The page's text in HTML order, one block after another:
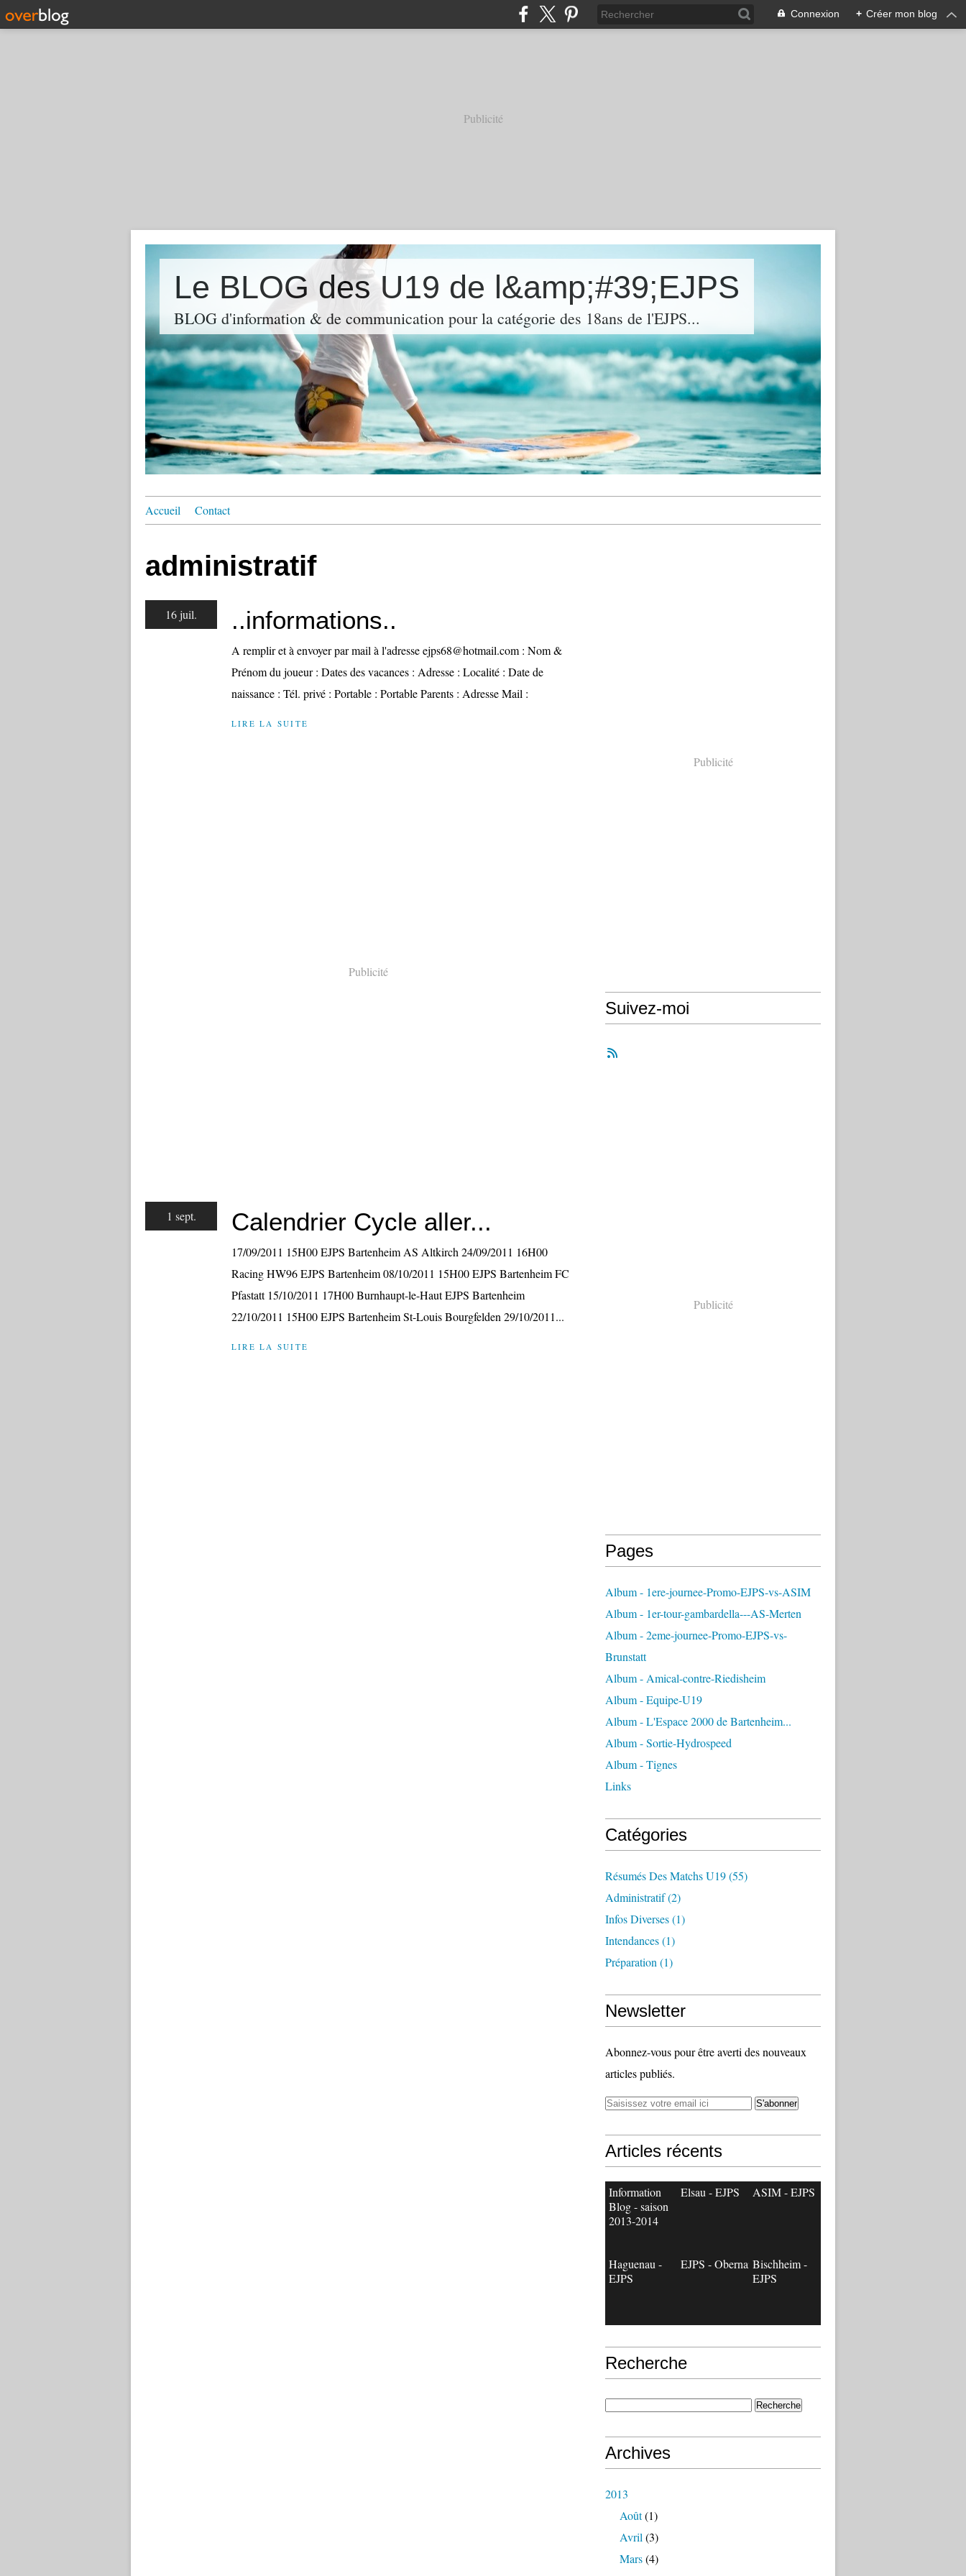
Connexion + Créer mon blog
Publicité
Le BLOG des U19 de l&amp;#39;EJPS
BLOG d'information & de communication pour la catégorie des 18ans de l'EJPS...
Accueil Contact
administratif
16 juil. ..informations..
A remplir et à envoyer par mail à l'adresse ejps68@hotmail.com : Nom &
Prénom du joueur : Dates des vacances : Adresse : Localité : Date de
naissance : Tél. privé : Portable : Portable Parents : Adresse Mail :
LIRE LA SUITE
Publicité
1 sept. Calendrier Cycle aller...
17/09/2011 15H00 EJPS Bartenheim AS Altkirch 24/09/2011 16H00
Racing HW96 EJPS Bartenheim 08/10/2011 15H00 EJPS Bartenheim FC
Pfastatt 15/10/2011 17H00 Burnhaupt-le-Haut EJPS Bartenheim
22/10/2011 15H00 EJPS Bartenheim St-Louis Bourgfelden 29/10/2011...
LIRE LA SUITE
Publicité
Suivez-moi
Publicité
Pages
Album - 1ere-journee-Promo-EJPS-vs-ASIM
Album - 1er-tour-gambardella---AS-Merten
Album - 2eme-journee-Promo-EJPS-vs-
Brunstatt
Album - Amical-contre-Riedisheim
Album - Equipe-U19
Album - L'Espace 2000 de Bartenheim...
Album - Sortie-Hydrospeed
Album - Tignes
Links
Catégories
Résumés Des Matchs U19(55)
Administratif(2)
Infos Diverses(1)
Intendances(1)
Préparation (1)
Newsletter
Abonnez-vous pour être averti des nouveaux
articles publiés.
Articles récents
Information
Blog - saison
2013-2014
Elsau - EJPS ASIM - EJPS
Haguenau -
EJPS
EJPS - Obernai Bischheim -
EJPS
Recherche
Archives
2013
Août(1)
Avril (3)
Mars(4)